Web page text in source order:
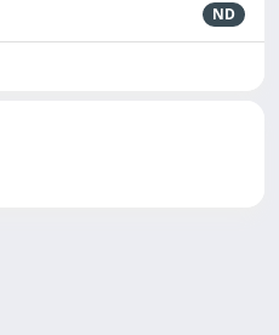
ND